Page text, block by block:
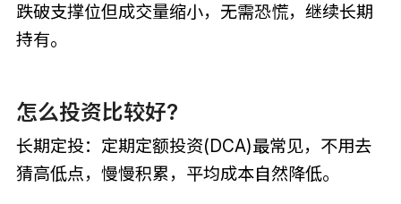
跌破支撑位但成交量缩小，无需恐慌，继续长期
持有。
怎么投资比较好?
长期定投：定期定额投资(DCA)最常见，不用去
猜高低点，慢慢积累，平均成本自然降低。